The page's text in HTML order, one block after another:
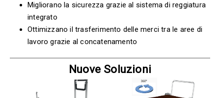
Migliorano la sicurezza grazie al sistema di reggiatura
integrato
Ottimizzano il trasferimento delle merci tra le aree di
lavoro grazie al concatenamento
Nuove Soluzioni